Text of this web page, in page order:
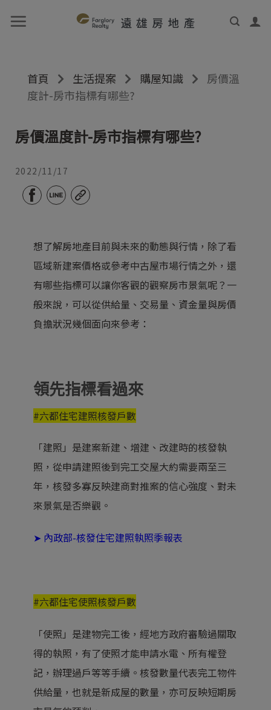
首頁 生活提案 購屋知識
房價溫
度計-房市指標有哪些?
房價溫度計-房市指標有哪些?
2022/11/17
想了解房地產目前與未來的動態與行情，除了看
區域新建案價格或參考中古屋市場行情之外，還
有哪些指標可以讓你客觀的觀察房市景氣呢？一
般來說，可以從供給量、交易量、資金量與房價
負擔狀況幾個面向來參考：
領先指標看過來
#六都住宅建照核發戶數
「建照」是建案新建、增建、改建時的核發執
照，從申請建照後到完工交屋大約需要兩至三
年，核發多寡反映建商對推案的信心強度、對未
來景氣是否樂觀。
➤ 內政部-核發住宅建照執照季報表
#六都住宅使照核發戶數
「使照」是建物完工後，經地方政府審驗過關取
得的執照，有了使照才能申請水電、所有權登
記，辦理過戶等等手續。核發數量代表完工物件
供給量，也就是新成屋的數量，亦可反映短期房